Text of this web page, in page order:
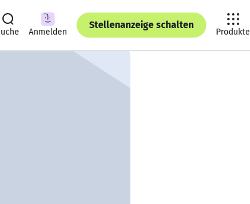
Anmelden
Stellenanzeige schalten
Produkte